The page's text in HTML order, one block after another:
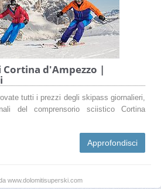
Cortina d'Ampezzo |
tutti i prezzi degli skipass giornalieri,
del comprensorio sciistico Cortina
Approfondisci
www.dolomitisuperski.com